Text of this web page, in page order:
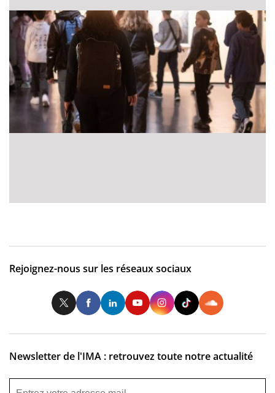
Rejoignez-nous sur les réseaux sociaux
TwitterFacebookLinkedInYoutubeInstagram
Newsletter de l'IMA : retrouvez toute notre actualité